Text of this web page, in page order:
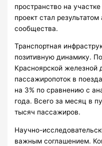
пространство на
проект стал
сообщества.
Транспортная
позитивную динамику.
Красноярской железной
пассажиропоток в
на 3% по сравнению с
года. Всего за месяц в
тысяч пассажиров.
Научно-
важным соглашением.